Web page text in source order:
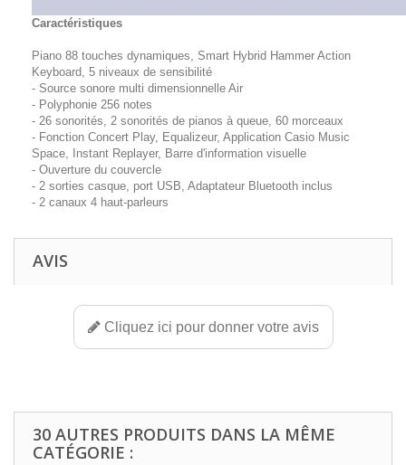
Caractéristiques
Piano 88 touches dynamiques, Smart Hybrid Hammer Action
Keyboard, 5 niveaux de sensibilité
- Source sonore multi dimensionnelle Air
- Polyphonie 256 notes
- 26 sonorités, 2 sonorités de pianos à queue, 60 morceaux
- Fonction Concert Play, Equalizeur, Application Casio Music
Space, Instant Replayer, Barre d'information visuelle
- Ouverture du couvercle
- 2 sorties casque, port USB, Adaptateur Bluetooth inclus
- 2 canaux 4 haut-parleurs
AVIS
Cliquez ici pour donner votre avis
30 AUTRES PRODUITS DANS LA MÊME
CATÉGORIE :